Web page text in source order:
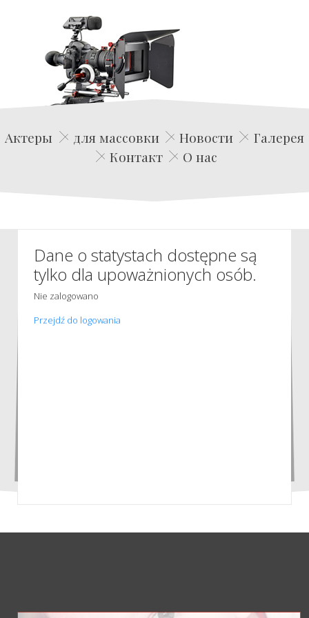
Edwin Film Agencja Aktorska
Актеры для массовки Новости
Галерея
Контакт
О нас
Dane o statystach dostępne są
tylko dla upoważnionych osób.
Nie zalogowano
Przejdź do logowania